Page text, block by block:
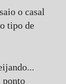
o casal
tipo de
ponto